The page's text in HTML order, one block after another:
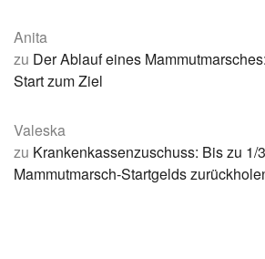
Anita
zu Der Ablauf eines
Start zum Ziel
Valeska
zu Krankenkassenzuschuss: Bis zu 1/
Mammutmarsch-Startgelds